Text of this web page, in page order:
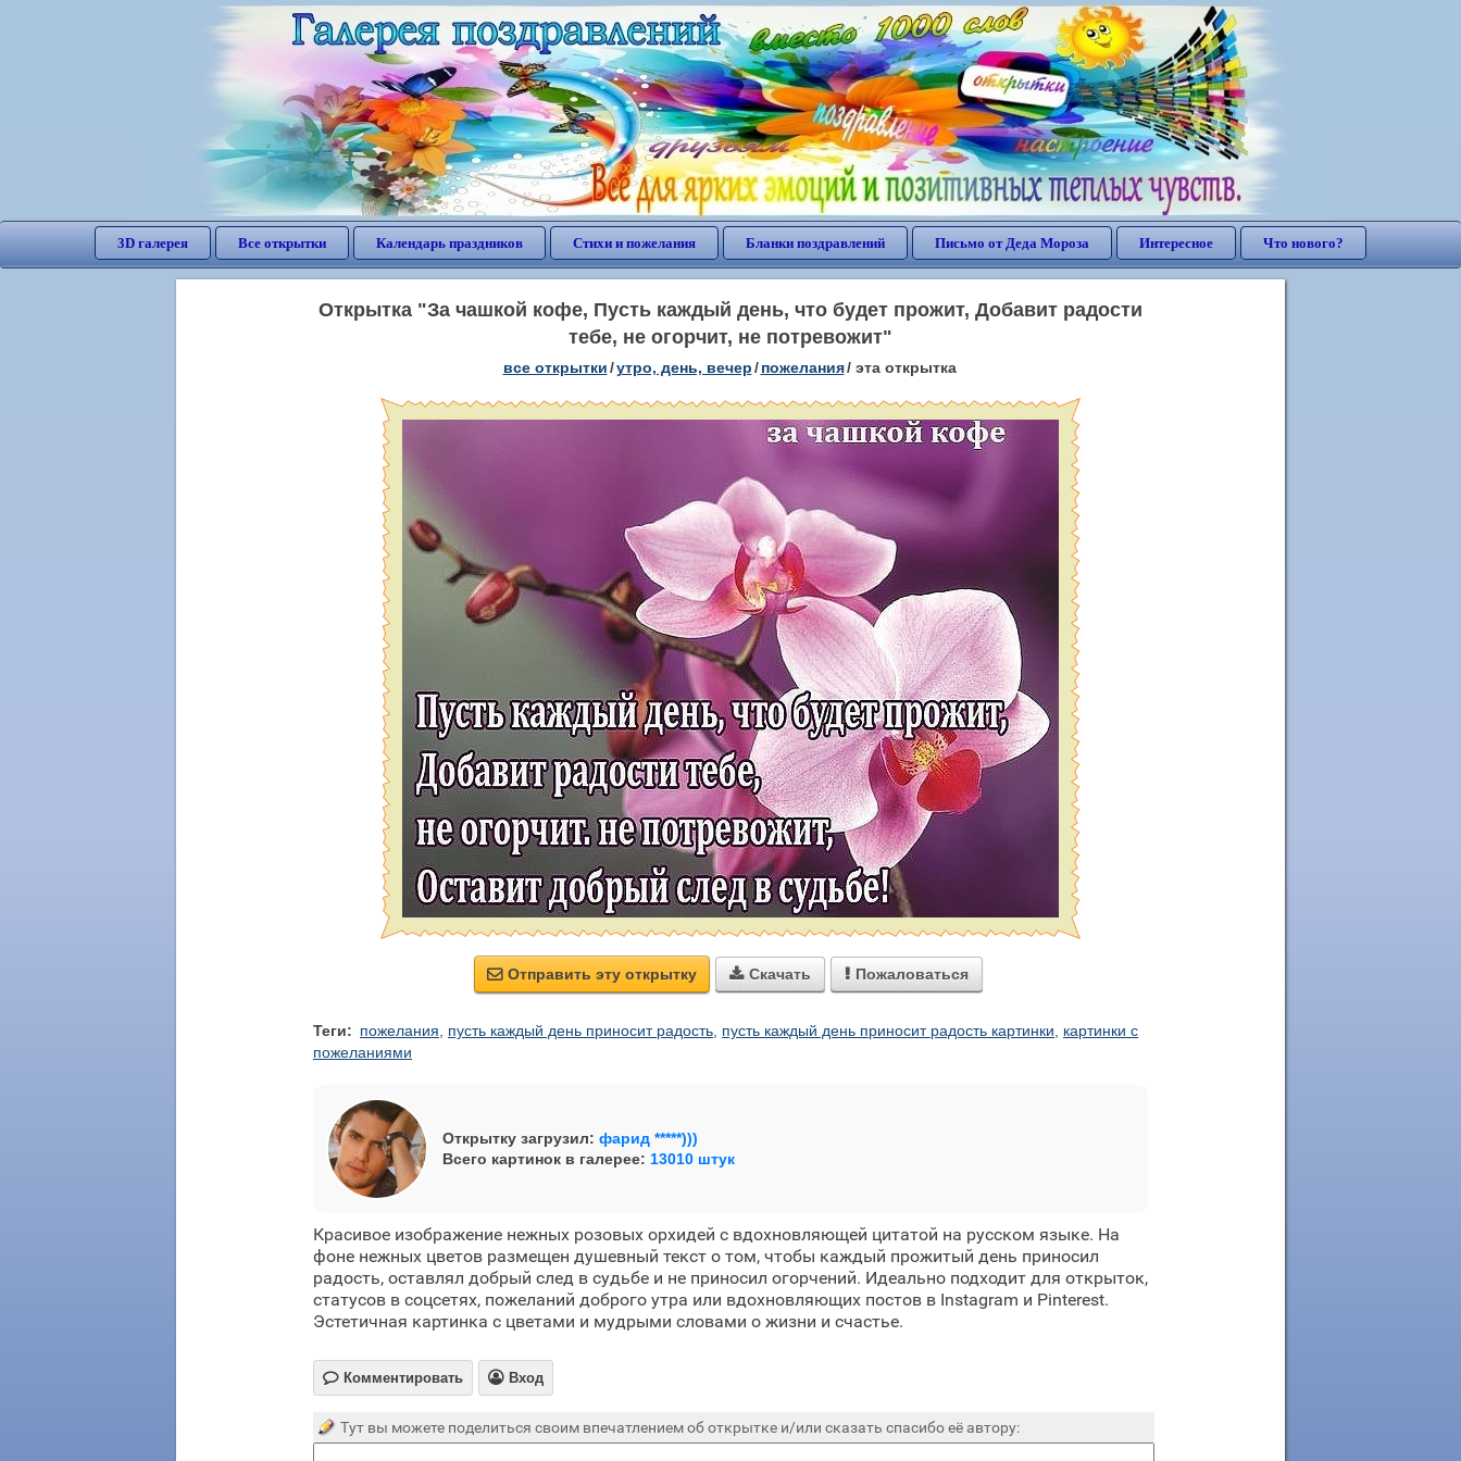
3D галерея Все открытки Календарь праздников Стихи и пожелания Бланки поздравлений Письмо от Деда Мороза Интересное Что нового?
Открытка "За чашкой кофе, Пусть каждый день, что будет прожит, Добавит радости
тебе, не огорчит, не потревожит"
все открытки/утро, день, вечер/ пожелания/ эта открытка
 Отправить эту открытку  Скачать  Пожаловаться
Теги: пожелания пусть каждый день приносит радость пусть каждый день приносит радость картинки
картинки с
пожеланиями
Открытку загрузил: фарид *****)))
Всего картинок в галерее: 13010 штук
Красивое изображение нежных розовых орхидей с вдохновляющей цитатой на русском языке. На
фоне нежных цветов размещен душевный текст о том, чтобы каждый прожитый день приносил
радость, оставлял добрый след в судьбе и не приносил огорчений. Идеально подходит для открыток,
статусов в соцсетях, пожеланий доброго утра или вдохновляющих постов в Instagram и Pinterest.
Эстетичная картинка с цветами и мудрыми словами о жизни и счастье.
 Комментировать  Вход
Тут вы можете поделиться своим впечатлением об открытке и/или сказать спасибо её автору: